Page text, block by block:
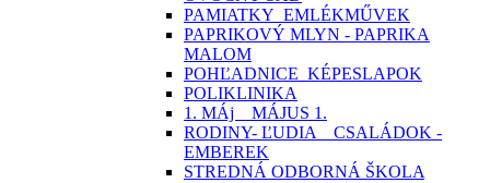
PAMIATKY_EMLÉKMŰVEK
PAPRIKOVÝ MLYN - PAPRIKA
MALOM
POHĽADNICE_KÉPESLAPOK
POLIKLINIKA
1. MÁj _ MÁJUS 1.
RODINY- ĽUDIA _ CSALÁDOK -
EMBEREK
STREDNÁ ODBORNÁ ŠKOLA